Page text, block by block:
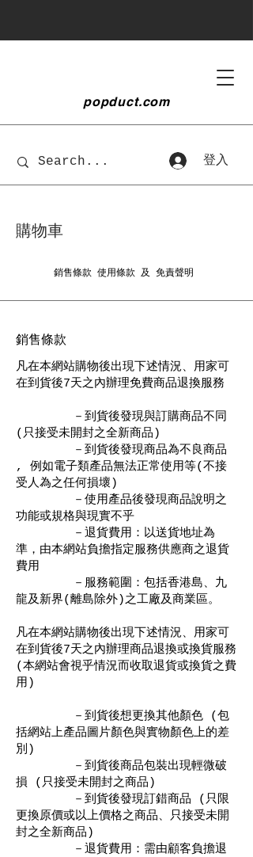
popduct.com
登入
購物車
銷售條款 使用條款 及 免責聲明
銷售條款
凡在本網站購物後出現下述情況、用家可
在到貨後7天之內辦理免費商品退換服務
－到貨後發現與訂購商品不同
(只接受未開封之全新商品)
－到貨後發現商品為不良商品
, 例如電子類產品無法正常使用等(不接
受人為之任何損壞)
－使用產品後發現商品說明之
功能或規格與現實不乎
－退貨費用：以送貨地址為
準，由本網站負擔指定服務供應商之退貨
費用
－服務範圍：包括香港島、九
龍及新界(離島除外)之工廠及商業區。
凡在本網站購物後出現下述情況、用家可
在到貨後7天之內辦理商品退換或換貨服務
(本網站會視乎情況而收取退貨或換貨之費
用)
－到貨後想更換其他顏色 (包
括網站上產品圖片顏色與實物顏色上的差
別)
－到貨後商品包裝出現輕微破
損 (只接受未開封之商品)
－到貨後發現訂錯商品 (只限
更換原價或以上價格之商品、只接受未開
封之全新商品)
－退貨費用：需由顧客負擔退